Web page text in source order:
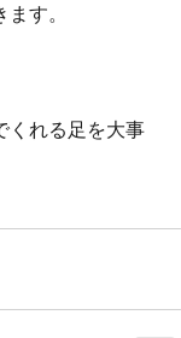
す。
くれる足を大事